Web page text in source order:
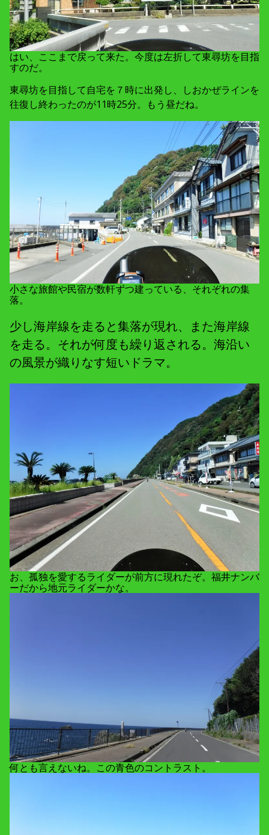
はい、ここまで戻って来た。今度は左折して東尋坊を目指
すのだ。
東尋坊を目指して自宅を７時に出発し、しおかぜラインを
往復し終わったのが11時25分。もう昼だね。
小さな旅館や民宿が数軒ずつ建っている、それぞれの集
落。
少し海岸線を走ると集落が現れ、また海岸線
を走る。それが何度も繰り返される。海沿い
の風景が織りなす短いドラマ。
お、孤独を愛するライダーが前方に現れたぞ。福井ナンバ
ーだから地元ライダーかな。
何とも言えないね。この青色のコントラスト。